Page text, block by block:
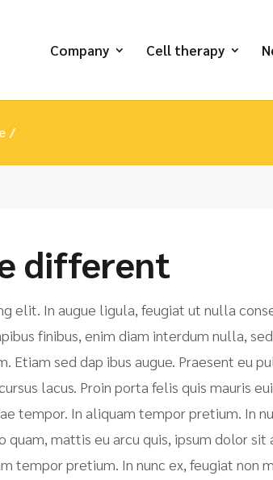
Company Cell therapy
different
elit. In augue ligula, feugiat ut nulla
finibus, enim diam interdum nulla,
sed dap ibus augue. Praesent eu
lacus. Proin porta felis quis mauris
tempor. In aliquam tempor pretium. In
mattis eu arcu quis, ipsum dolor
tempor pretium. In nunc ex, feugiat non